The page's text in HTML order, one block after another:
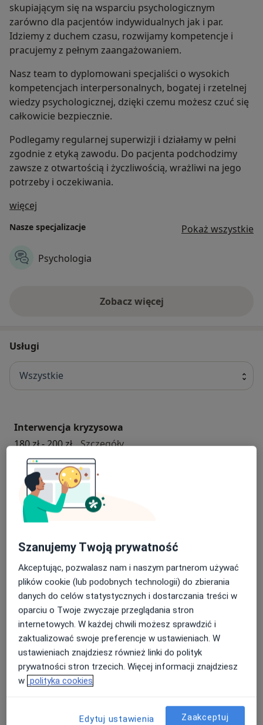
skupiającym się na wsparciu psychologicznym
zarówno dla pacjentów indywidualnych jak i par.
Idziemy z duchem czasu, rozwijamy kompetencje i
pracujemy z pełnym zaangażowaniem.
Nasz team to dyplomowani specjaliści o wysokich
kompetencjach interpersonalnych, bogatej i rzetelnej
wiedzy psychologicznej, dzięki czemu możesz czuć się
całkowicie bezpiecznie.
Podlegamy regularnej superwizji i działamy w pełni
zgodnie z etyką zawodu. Do pacjenta podchodzimy
zawsze z otwartością i życzliwością, wrażliwi na jego
potrzeby i oczekiwania.
więcej
Nasze specjalizacje Pokaż wszystkie
Psychologia
Zobacz więcej
Usługi
Wszystkie
Interwencja kryzysowa
180 zł - 200 zł
Szczegółyinterwencja kryzysowa
Umów
Poradnictwo seksuologiczne
Umów
Wizyta domowa
280 zł
SzczegółyWizyta domowa
Umów
Konsultacja psychodietetyczna
Szanujemy Twoją prywatność
Akceptując, pozwalasz nam i naszym partnerom używać
plików cookie (lub podobnych technologii) do zbierania
danych do celów statystycznych i dostarczania treści w
oparciu o Twoje zwyczaje przeglądania stron
internetowych. W każdej chwili możesz sprawdzić i
zaktualizować swoje preferencje w ustawieniach. W
ustawieniach znajdziesz również linki do polityk
prywatności stron trzecich. Więcej informacji znajdziesz
w polityka cookies
Edytuj ustawienia Zaakceptuj